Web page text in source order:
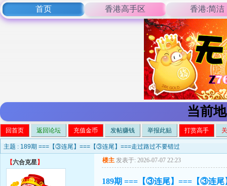
首页 香港高手区 香港:简洁
当前
回首页 返回论坛 充值金币 发帖赚钱 举报此贴 打赏高手
主题 : 189期 ===【③连尾】===【③连尾】===走过路过不要错过
【六合克星】 楼主 发表于: 2026-07-07 22:23
189期 ===【③连尾】===【③连尾